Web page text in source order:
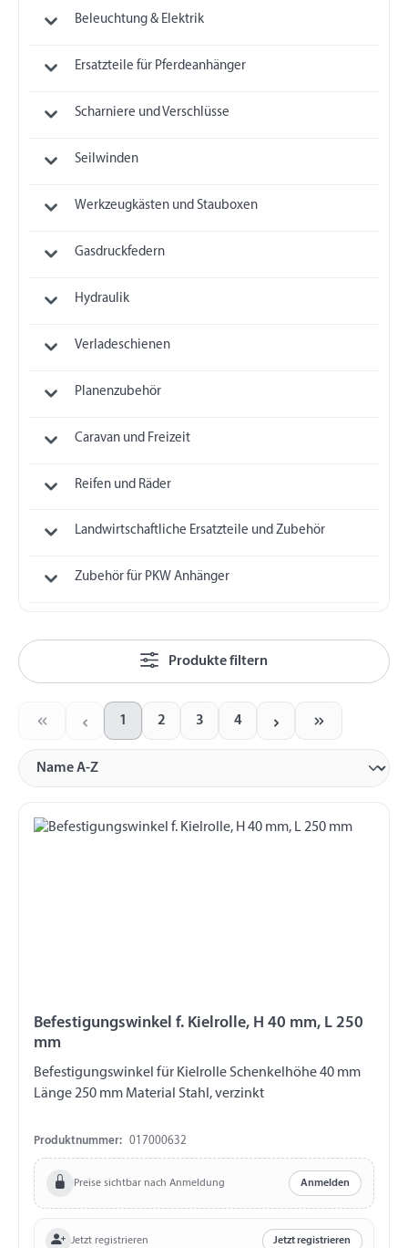
Beleuchtung & Elektrik
Ersatzteile für Pferdeanhänger
Scharniere und Verschlüsse
Seilwinden
Werkzeugkästen und Stauboxen
Gasdruckfedern
Hydraulik
Verladeschienen
Planenzubehör
Caravan und Freizeit
Reifen und Räder
Landwirtschaftliche Ersatzteile und Zubehör
Zubehör für PKW Anhänger
Produkte filtern
Seite
1
Seite
2
Seite
3
Seite
4
Befestigungswinkel f. Kielrolle, H 40 mm, L 250
mm
Befestigungswinkel für Kielrolle Schenkelhöhe 40 mm
Länge 250 mm Material Stahl, verzinkt
Produktnummer: 017000632
Preise sichtbar nach Anmeldung Anmelden
Jetzt registrieren Jetzt registrieren